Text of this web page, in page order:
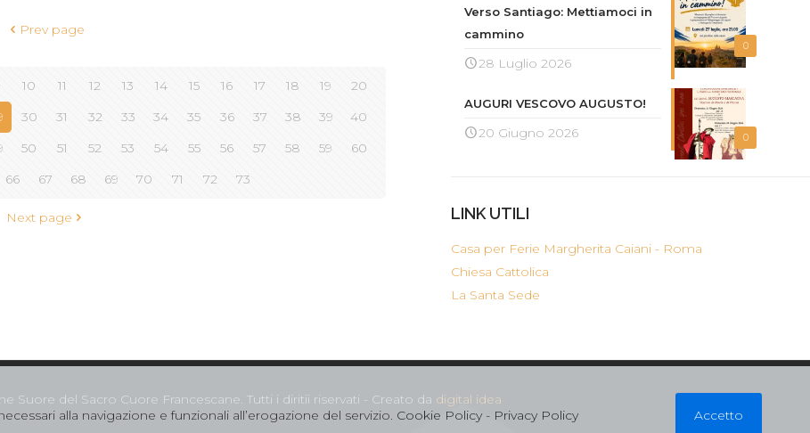
Prev page
10 11 12 13 14 15 16 17 18 19
20
30 31 32 33 34 35 36 37 38 39
40
50 51 52 53 54 55 56 57 58 59
60
66 67 68 69 70 71 72 73
Next page
0
Verso Santiago: Mettiamoci in
cammino
28 Luglio 2026
0
AUGURI VESCOVO AUGUSTO!
20 Giugno 2026
LINK UTILI
Casa per Ferie Margherita Caiani - Roma
Chiesa Cattolica
La Santa Sede
Suore del Sacro Cuore Francescane. Tutti i diritii riservati - Creato da digital idea
alla navigazione e funzionali all’erogazione del servizio. Cookie Policy- Privacy Policy Accetto